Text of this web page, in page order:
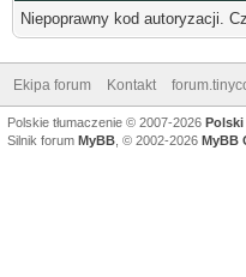
Niepoprawny kod autoryzacji.
Ekipa forum Kontakt
Polskie tłumaczenie © 2007-2026 Polski
Silnik forum MyBB , © 2002-2026 MyBB